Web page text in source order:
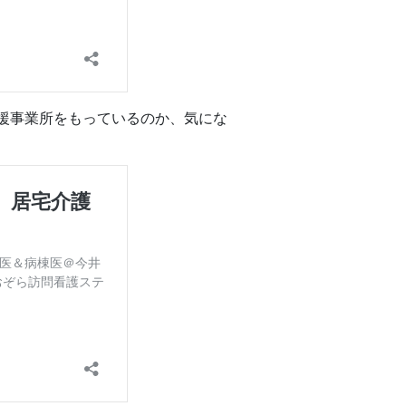
事業所をもっているのか、気にな